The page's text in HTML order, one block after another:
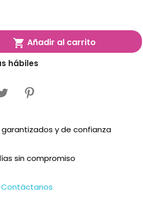
 Añadir al carrito
hábiles
y de confianza
sin compromiso
Contáctanos